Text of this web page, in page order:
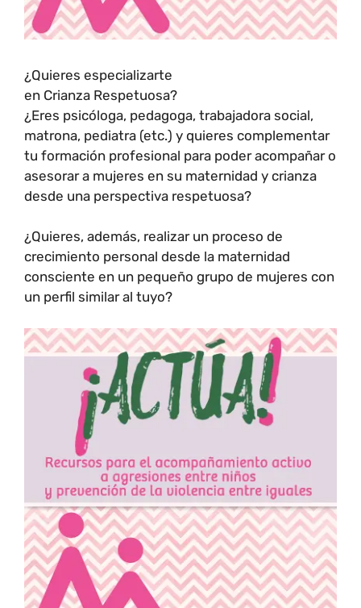
¿Quieres especializarte
en Crianza Respetuosa?
¿Eres psicóloga, pedagoga, trabajadora social,
matrona, pediatra (etc.) y quieres complementar
tu formación profesional para poder acompañar o
asesorar a mujeres en su maternidad y crianza
desde una perspectiva respetuosa?
¿Quieres, además, realizar un proceso de
crecimiento personal desde la maternidad
consciente en un pequeño grupo de mujeres con
un perfil similar al tuyo?